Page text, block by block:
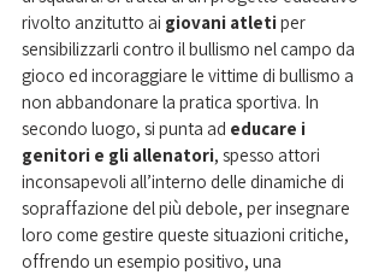
rivolto anzitutto ai giovani atleti per
sensibilizzarli contro il bullismo nel campo da
gioco ed incoraggiare le vittime di bullismo a
non abbandonare la pratica sportiva. In
secondo luogo, si punta ad educare i
genitori e gli allenatori, spesso attori
inconsapevoli all’interno delle dinamiche di
sopraffazione del più debole, per insegnare
loro come gestire queste situazioni critiche,
offrendo un esempio positivo, una